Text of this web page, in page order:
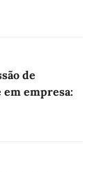
de
empresa: